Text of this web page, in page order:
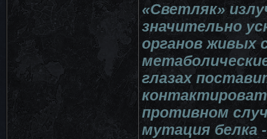
«Светляк»
значительно
органов живых
глазах
противном
мутация белка